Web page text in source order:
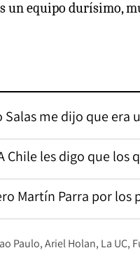
un equipo durísimo,
me dijo que era
Chile les digo que los
Martín Parra por los
Paulo Ariel Holan La UC